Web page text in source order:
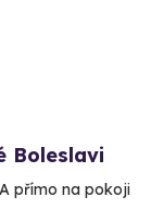
Boleslavi
přímo na pokoji